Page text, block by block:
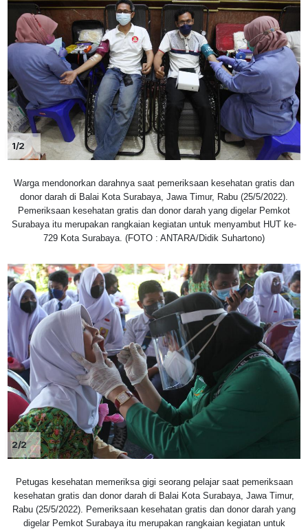
1/2
Warga mendonorkan darahnya saat pemeriksaan kesehatan gratis dan
donor darah di Balai Kota Surabaya, Jawa Timur, Rabu (25/5/2022).
Pemeriksaan kesehatan gratis dan donor darah yang digelar Pemkot
Surabaya itu merupakan rangkaian kegiatan untuk menyambut HUT ke-
729 Kota Surabaya. (FOTO : ANTARA/Didik Suhartono)
2/2
Petugas kesehatan memeriksa gigi seorang pelajar saat pemeriksaan
kesehatan gratis dan donor darah di Balai Kota Surabaya, Jawa Timur,
Rabu (25/5/2022). Pemeriksaan kesehatan gratis dan donor darah yang
digelar Pemkot Surabaya itu merupakan rangkaian kegiatan untuk